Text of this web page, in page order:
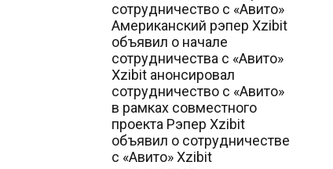
сотрудничество с «Авито»
Американский рэпер Xzibit
объявил о начале
сотрудничества с «Авито»
Xzibit анонсировал
сотрудничество с «Авито»
в рамках совместного
проекта Рэпер Xzibit
объявил о сотрудничестве
с «Авито» Xzibit